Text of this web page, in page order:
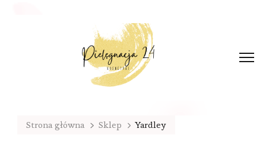
Strona główna Sklep Yardley